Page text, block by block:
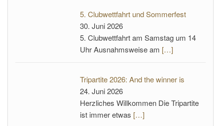
5. Clubwettfahrt und Sommerfest
30. Juni 2026
5. Clubwettfahrt am Samstag um 14
Uhr Ausnahmsweise am […]
Tripartite 2026: And the winner is
24. Juni 2026
Herzliches Willkommen Die Tripartite
ist immer etwas […]